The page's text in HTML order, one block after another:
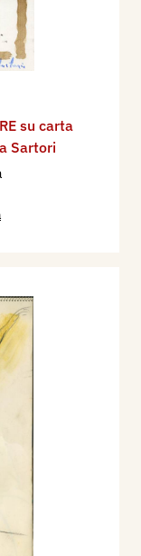
su carta
Sartori